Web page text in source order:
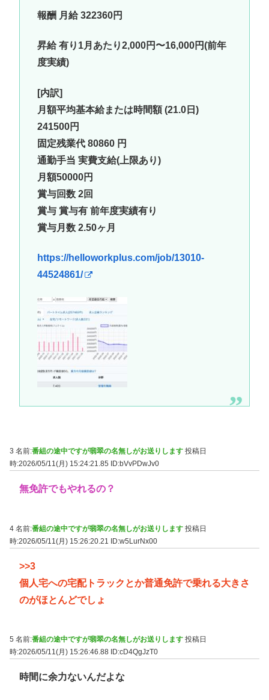
報酬 月給 322360円
昇給 有り1月あたり2,000円〜16,000円(前年
度実績)
[内訳]
月額平均基本給または時間額 (21.0日)
241500円
固定残業代 80860 円
通勤手当 実費支給(上限あり)
月額50000円
賞与回数 2回
賞与 賞与有 前年度実績有り
賞与月数 2.50ヶ月
https://helloworkplus.com/job/13010-
44524861/
3 名前:番組の途中ですが翡翠の名無しがお送りします 投稿日
時:2026/05/11(月) 15:24:21.85
ID:bVvPDwJv0
無免許でもやれるの？
4 名前:番組の途中ですが翡翠の名無しがお送りします 投稿日
時:2026/05/11(月) 15:26:20.21 ID:w5LurNx00
>>3
個人宅への宅配トラックとか普通免許で乗れる大きさ
のがほとんどでしょ
5 名前:番組の途中ですが翡翠の名無しがお送りします 投稿日
時:2026/05/11(月) 15:26:46.88 ID:cD4QgJzT0
時間に余力ないんだよな